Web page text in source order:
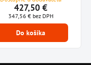
427,50 €
347,56 € bez DPH
Do košíka